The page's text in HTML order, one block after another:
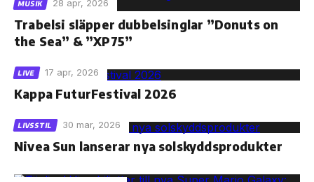
MUSIK 28 apr, 2026
Trabelsi släpper dubbelsinglar ”Donuts on
the Sea” & ”XP75”
LIVE 17 apr, 2026
Kappa FuturFestival 2026
LIVSSTIL 30 mar, 2026
Nivea Sun lanserar nya solskyddsprodukter